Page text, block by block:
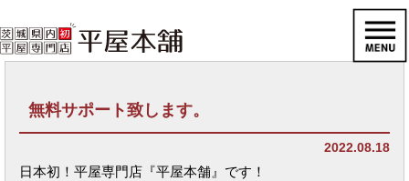
無料サポート致します。
2022.08.18
日本初！平屋専門店『平屋本舗』です！